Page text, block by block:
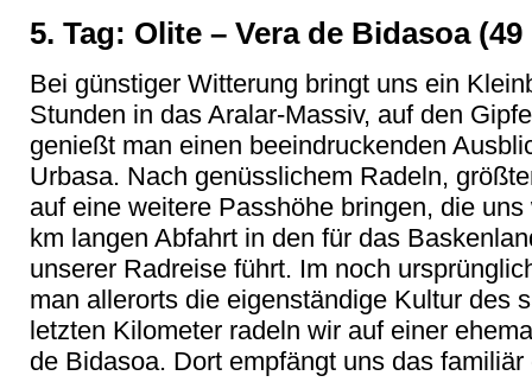
5. Tag: Olite – Vera de Bidasoa (49
Bei günstiger Witterung bringt uns ein
Stunden in das Aralar-Massiv, auf den
genießt man einen beeindruckenden
Urbasa. Nach genüsslichem Radeln,
auf eine weitere Passhöhe bringen, die
km langen Abfahrt in den für das
unserer Radreise führt. Im noch
man allerorts die eigenständige Kultur des
letzten Kilometer radeln wir auf einer
de Bidasoa. Dort empfängt uns das